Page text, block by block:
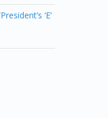
‘E’